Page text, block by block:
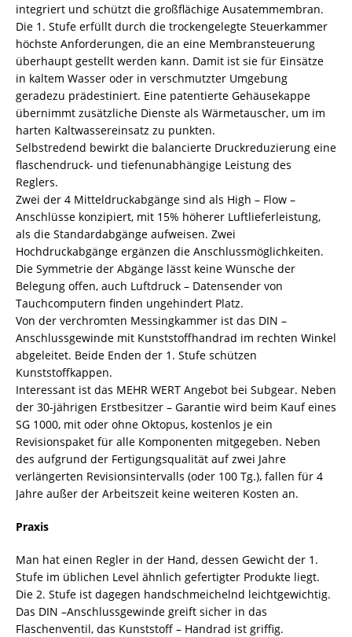
integriert und schützt die großflächige Ausatemmembran.
Die 1. Stufe erfüllt durch die trockengelegte Steuerkammer
höchste Anforderungen, die an eine Membransteuerung
überhaupt gestellt werden kann. Damit ist sie für Einsätze
in kaltem Wasser oder in verschmutzter Umgebung
geradezu prädestiniert. Eine patentierte Gehäusekappe
übernimmt zusätzliche Dienste als Wärmetauscher, um im
harten Kaltwassereinsatz zu punkten.
Selbstredend bewirkt die balancierte Druckreduzierung eine
flaschendruck- und tiefenunabhängige Leistung des
Reglers.
Zwei der 4 Mitteldruckabgänge sind als High – Flow –
Anschlüsse konzipiert, mit 15% höherer Luftlieferleistung,
als die Standardabgänge aufweisen. Zwei
Hochdruckabgänge ergänzen die Anschlussmöglichkeiten.
Die Symmetrie der Abgänge lässt keine Wünsche der
Belegung offen, auch Luftdruck – Datensender von
Tauchcomputern finden ungehindert Platz.
Von der verchromten Messingkammer ist das DIN –
Anschlussgewinde mit Kunststoffhandrad im rechten Winkel
abgeleitet. Beide Enden der 1. Stufe schützen
Kunststoffkappen.
Interessant ist das MEHR WERT Angebot bei Subgear. Neben
der 30-jährigen Erstbesitzer – Garantie wird beim Kauf eines
SG 1000, mit oder ohne Oktopus, kostenlos je ein
Revisionspaket für alle Komponenten mitgegeben. Neben
des aufgrund der Fertigungsqualität auf zwei Jahre
verlängerten Revisionsintervalls (oder 100 Tg.), fallen für 4
Jahre außer der Arbeitszeit keine weiteren Kosten an.
Praxis
Man hat einen Regler in der Hand, dessen Gewicht der 1.
Stufe im üblichen Level ähnlich gefertigter Produkte liegt.
Die 2. Stufe ist dagegen handschmeichelnd leichtgewichtig.
Das DIN –Anschlussgewinde greift sicher in das
Flaschenventil, das Kunststoff – Handrad ist griffig.